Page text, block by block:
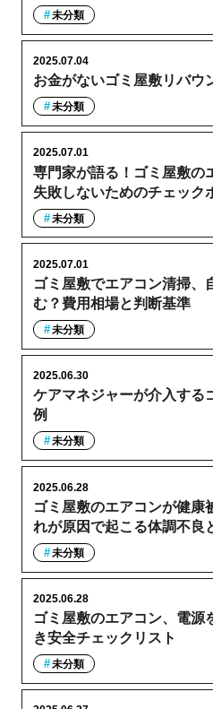
未分類
お金がないゴミ屋敷リバウ
2025.07.04
未分類
専門家が語る！ゴミ屋敷の
失敗しないためのチェック
2025.07.01
未分類
ゴミ屋敷でエアコン清掃、
む？費用相場と判断基準
2025.07.01
未分類
ケアマネジャーが介入する
例
2025.06.30
未分類
ゴミ屋敷のエアコンが健康
れが原因で起こる体調不良
2025.06.28
未分類
ゴミ屋敷のエアコン、電源
き安全チェックリスト
2025.06.28
未分類